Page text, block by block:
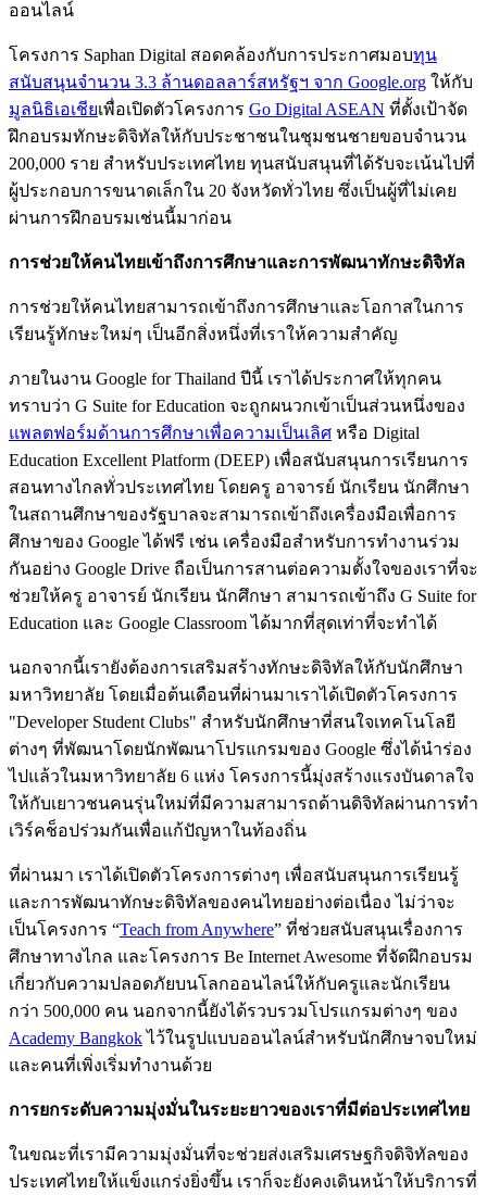
ออนไลน์
โครงการ Saphan Digital สอดคล้องกับการประกาศมอบทุน
สนับสนุนจำนวน 3.3 ล้านดอลลาร์สหรัฐฯ จาก Google.org ให้กับ
มูลนิธิเอเชียเพื่อเปิดตัวโครงการ Go Digital ASEAN ที่ตั้งเป้าจัด
ฝึกอบรมทักษะดิจิทัลให้กับประชาชนในชุมชนชายขอบจำนวน
200,000 ราย สำหรับประเทศไทย ทุนสนับสนุนที่ได้รับจะเน้นไปที่
ผู้ประกอบการขนาดเล็กใน 20 จังหวัดทั่วไทย ซึ่งเป็นผู้ที่ไม่เคย
ผ่านการฝึกอบรมเช่นนี้มาก่อน
การช่วยให้คนไทยเข้าถึงการศึกษาและการพัฒนาทักษะดิจิทัล
การช่วยให้คนไทยสามารถเข้าถึงการศึกษาและโอกาสในการ
เรียนรู้ทักษะใหม่ๆ เป็นอีกสิ่งหนึ่งที่เราให้ความสำคัญ
ภายในงาน Google for Thailand ปีนี้ เราได้ประกาศให้ทุกคน
ทราบว่า G Suite for Education จะถูกผนวกเข้าเป็นส่วนหนึ่งของ
แพลตฟอร์มด้านการศึกษาเพื่อความเป็นเลิศ หรือ Digital
Education Excellent Platform (DEEP) เพื่อสนับสนุนการเรียนการ
สอนทางไกลทั่วประเทศไทย โดยครู อาจารย์ นักเรียน นักศึกษา
ในสถานศึกษาของรัฐบาลจะสามารถเข้าถึงเครื่องมือเพื่อการ
ศึกษาของ Google ได้ฟรี เช่น เครื่องมือสำหรับการทำงานร่วม
กันอย่าง Google Drive ถือเป็นการสานต่อความตั้งใจของเราที่จะ
ช่วยให้ครู อาจารย์ นักเรียน นักศึกษา สามารถเข้าถึง G Suite for
Education และ Google Classroom ได้มากที่สุดเท่าที่จะทำได้
นอกจากนี้เรายังต้องการเสริมสร้างทักษะดิจิทัลให้กับนักศึกษา
มหาวิทยาลัย โดยเมื่อต้นเดือนที่ผ่านมาเราได้เปิดตัวโครงการ
"Developer Student Clubs" สำหรับนักศึกษาที่สนใจเทคโนโลยี
ต่างๆ ที่พัฒนาโดยนักพัฒนาโปรแกรมของ Google ซึ่งได้นำร่อง
ไปแล้วในมหาวิทยาลัย 6 แห่ง โครงการนี้มุ่งสร้างแรงบันดาลใจ
ให้กับเยาวชนคนรุ่นใหม่ที่มีความสามารถด้านดิจิทัลผ่านการทำ
เวิร์คช็อปร่วมกันเพื่อแก้ปัญหาในท้องถิ่น
ที่ผ่านมา เราได้เปิดตัวโครงการต่างๆ เพื่อสนับสนุนการเรียนรู้
และการพัฒนาทักษะดิจิทัลของคนไทยอย่างต่อเนื่อง ไม่ว่าจะ
เป็นโครงการ “Teach from Anywhere” ที่ช่วยสนับสนุนเรื่องการ
ศึกษาทางไกล และโครงการ Be Internet Awesome ที่จัดฝึกอบรม
เกี่ยวกับความปลอดภัยบนโลกออนไลน์ให้กับครูและนักเรียน
กว่า 500,000 คน นอกจากนี้ยังได้รวบรวมโปรแกรมต่างๆ ของ
Academy Bangkokไว้ในรูปแบบออนไลน์สำหรับนักศึกษาจบใหม่
และคนที่เพิ่งเริ่มทำงานด้วย
การยกระดับความมุ่งมั่นในระยะยาวของเราที่มีต่อประเทศไทย
ในขณะที่เรามีความมุ่งมั่นที่จะช่วยส่งเสริมเศรษฐกิจดิจิทัลของ
ประเทศไทยให้แข็งแกร่งยิ่งขึ้น เราก็จะยังคงเดินหน้าให้บริการที่